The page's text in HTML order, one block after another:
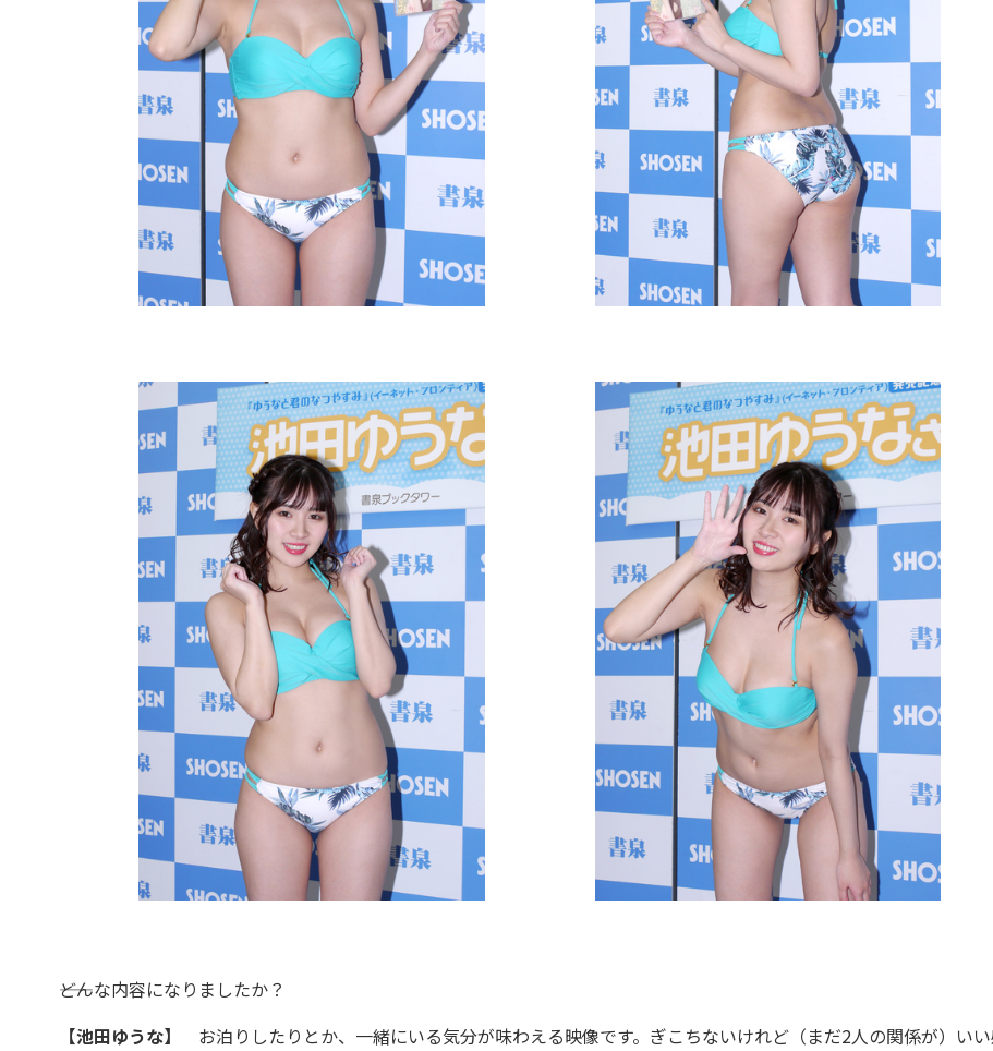
――どんな内容になりましたか？
【池田ゆうな】
お泊りしたりとか、一緒にいる気分が味わえる映像です。ぎこちないけれど（まだ2人の関係が）い